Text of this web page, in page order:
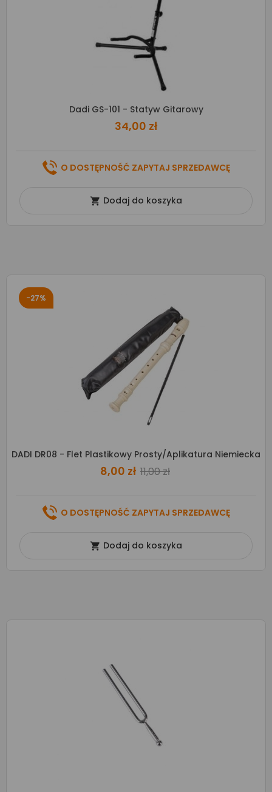
Dadi GS-101 - Statyw Gitarowy
34,00 zł
O DOSTĘPNOŚĆ ZAPYTAJ SPRZEDAWCĘ
 Dodaj do koszyka
-27%
DADI DR08 - Flet Plastikowy Prosty/aplikatura Niemiecka
8,00 zł 11,00 zł
O DOSTĘPNOŚĆ ZAPYTAJ SPRZEDAWCĘ
 Dodaj do koszyka